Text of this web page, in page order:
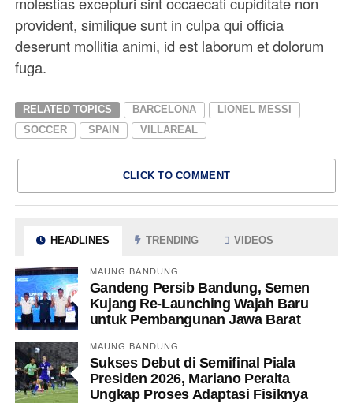
provident, similique sunt in culpa qui officia
deserunt mollitia animi, id est laborum et dolorum
fuga.
RELATED TOPICS BARCELONA
LIONEL MESSI
SOCCER
SPAIN VILLAREAL
CLICK TO COMMENT
HEADLINES TRENDING VIDEOS
MAUNG BANDUNG
Gandeng Persib Bandung, Semen
Kujang Re-Launching Wajah Baru
untuk Pembangunan Jawa Barat
MAUNG BANDUNG
Sukses Debut di Semifinal Piala
Presiden 2026, Mariano Peralta
Ungkap Proses Adaptasi Fisiknya